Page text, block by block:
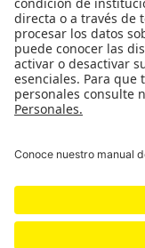
SÍGUENOS
BOGOTÁ, COLOMBIA